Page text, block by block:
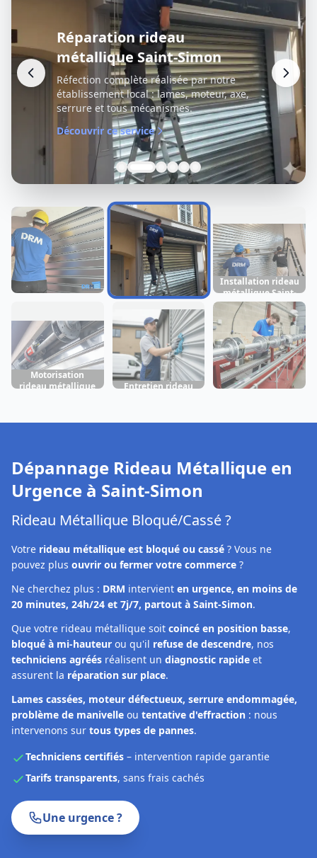
Réparation rideau
métallique Saint-Simon
Réfection complète réalisée par notre
établissement local : lames, moteur, axe,
serrure et tous mécanismes.
Découvrir ce service
Simon
Réparation rideau
métallique Saint-
Simon
Installation rideau
métallique Saint-
Simon
Motorisation
rideau métallique
Entretien rideau
Dépannage Rideau Métallique en
Urgence à Saint-Simon
Rideau Métallique Bloqué/Cassé ?
Votre rideau métallique est bloqué ou cassé ? Vous ne
pouvez plus ouvrir ou fermer votre commerce ?
Ne cherchez plus : DRM intervient en urgence, en moins de
20 minutes, 24h/24 et 7j/7, partout à Saint-Simon.
Que votre rideau métallique soit coincé en position basse,
bloqué à mi-hauteur ou qu'il refuse de descendre, nos
techniciens agréés réalisent un diagnostic rapide et
assurent la réparation sur place.
Lames cassées, moteur défectueux, serrure endommagée,
problème de manivelle ou tentative d'effraction : nous
intervenons sur tous types de pannes.
Techniciens certifiés – intervention rapide garantie
Tarifs transparents, sans frais cachés
Une urgence ?